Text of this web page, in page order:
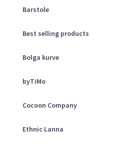
Barstole
Best selling products
Bolga kurve
byTiMo
Cocoon Company
Ethnic Lanna